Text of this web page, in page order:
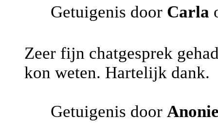
Getuigenis door Carla
Zeer fijn chatgesprek
kon weten. Hartelijk dank.
Getuigenis door